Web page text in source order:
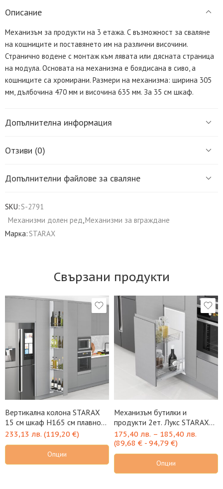
Описание
Механизъм за продукти на 3 етажа. С възможност за сваляне
на кошниците и поставянето им на различни височини.
Странично водене с монтаж към лявата или дясната страница
на модула. Основата на механизма е боядисана в сиво, а
кошниците са хромирани. Размери на механизма: ширина 305
мм, дълбочина 470 мм и височина 635 мм. За 35 см шкаф.
Допълнителна информация
Отзиви (0)
Допълнителни файлове за сваляне
SKU: S-2791
Механизми долен ред Механизми за вграждане
Марка: STARAX
Свързани продукти
Вертикална колона STARAX
15 см шкаф H165 см плавно
Blum
233,13 лв. (119,20 €)
Опции
Механизъм бутилки и
продукти 2ет. Лукс STARAX
плавно Grass
175,40 лв. – 185,40 лв.
(89,68 € - 94,79 €)
Опции